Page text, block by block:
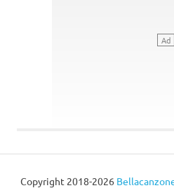
Copyright 2018-2026